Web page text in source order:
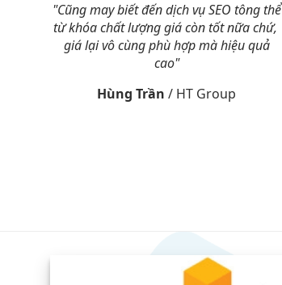
"Cũng may biết đến dịch vụ SEO tông thể
từ khóa chất lượng giá còn tốt nữa chứ,
giá lại vô cùng phù hợp mà hiệu quả
cao"
Hùng Trần / HT Group